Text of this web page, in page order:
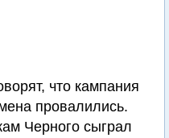
что кампания
провалились.
Черного сыграл